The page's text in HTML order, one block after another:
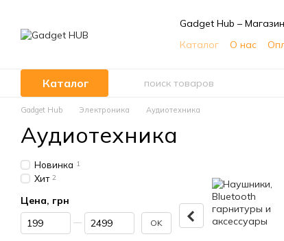
Gadget Hub –
Каталог
О нас
Каталог
Gadget Hub Электроника Аудиотехника
Аудиотехника
Новинка 1
Хит 2
Цена, грн
От Цена, грн
До Цена, грн OK